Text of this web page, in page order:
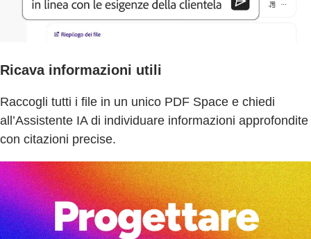
Ricava informazioni utili
Raccogli tutti i file in un unico PDF Space e chiedi
all’Assistente IA di individuare informazioni approfondite
con citazioni precise.